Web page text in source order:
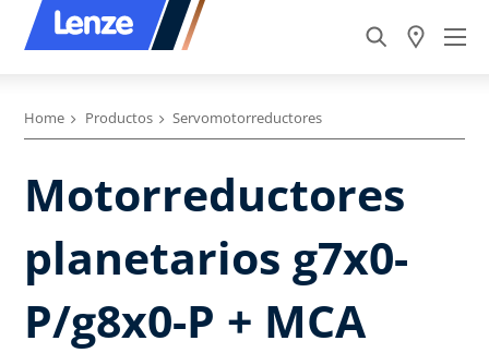
Home Productos Servomotorreductores
Motorreductores
planetarios g7x0-
P/g8x0-P + MCA